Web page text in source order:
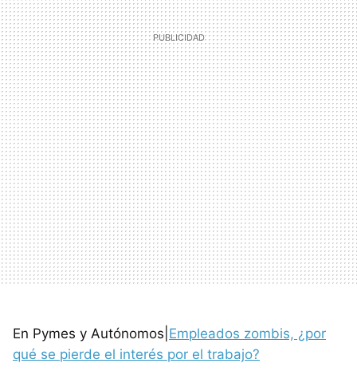
En Pymes y Autónomos| Empleados zombis, ¿por
qué se pierde el interés por el trabajo?